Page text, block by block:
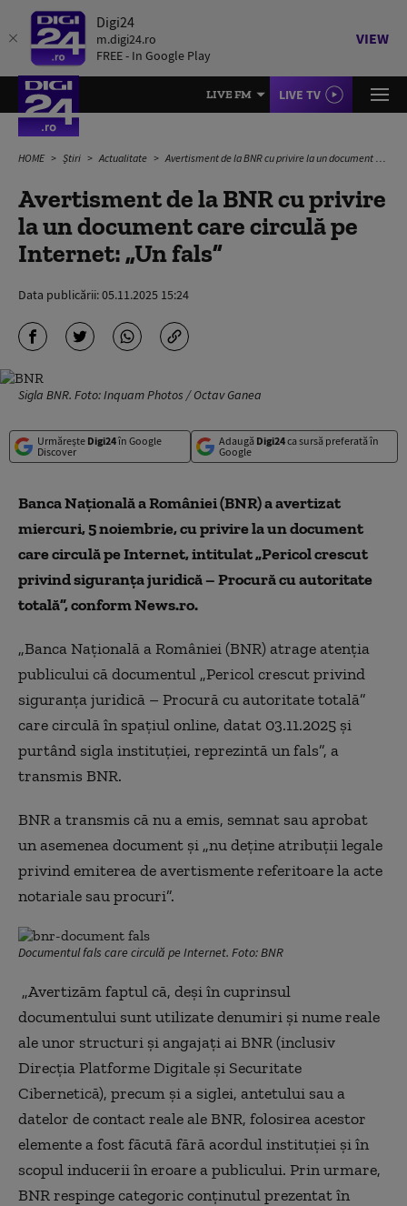
Digi24
m.digi24.ro
FREE - In Google Play
VIEW
LIVE FM LIVE TV
HOME Știri Actualitate Avertisment de la BNR cu privire la un document care circulă pe Internet: „Un fals”
Avertisment de la BNR cu privire
la un document care circulă pe
Internet: „Un fals”
Data publicării:05.11.2025 15:24
Sigla BNR. Foto: Inquam Photos / Octav Ganea
Urmărește Digi24în Google
Discover
Adaugă Digi24ca sursă preferată în
Google
Banca Națională a României (BNR) a avertizat
miercuri, 5 noiembrie, cu privire la un document
care circulă pe Internet, intitulat „Pericol crescut
privind siguranţa juridică – Procură cu autoritate
totală”, conform News.ro.
„Banca Naţională a României (BNR) atrage atenţia
publicului că documentul „Pericol crescut privind
siguranţa juridică – Procură cu autoritate totală”
care circulă în spaţiul online, datat 03.11.2025 şi
purtând sigla instituţiei, reprezintă un fals”, a
transmis BNR.
BNR a transmis că nu a emis, semnat sau aprobat
un asemenea document și „nu deține atribuții legale
privind emiterea de avertismente referitoare la acte
notariale sau procuri”.
Documentul fals care circulă pe Internet. Foto: BNR
„Avertizăm faptul că, deşi în cuprinsul
documentului sunt utilizate denumiri şi nume reale
ale unor structuri şi angajaţi ai BNR (inclusiv
Direcţia Platforme Digitale şi Securitate
Cibernetică), precum şi a siglei, antetului sau a
datelor de contact reale ale BNR, folosirea acestor
elemente a fost făcută fără acordul instituţiei şi în
scopul inducerii în eroare a publicului. Prin urmare,
BNR respinge categoric conţinutul prezentat în